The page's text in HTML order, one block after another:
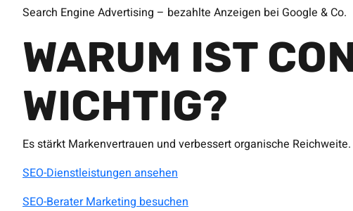
Search Engine Advertising – bezahlte Anzeigen bei Google & Co.
WARUM IST
WICHTIG?
Es stärkt Markenvertrauen und verbessert organische Reichweite.
SEO-Dienstleistungen ansehen
SEO-Berater Marketing besuchen